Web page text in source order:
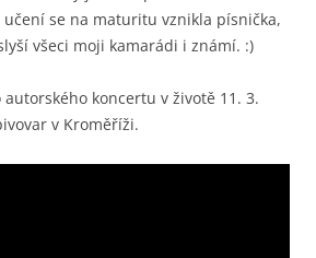
se na maturitu vznikla písnička,
všeci moji kamarádi i známí. :)
koncertu v životě 11. 3.
v Kroměříži.